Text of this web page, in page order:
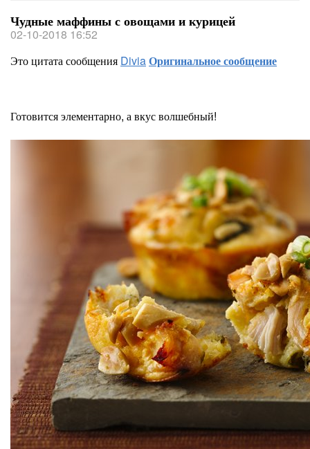
Чудные маффины с овощами и курицей
02-10-2018 16:52
Это цитата сообщения DiviaОригинальное сообщение
Готовится элементарно, а вкус волшебный!